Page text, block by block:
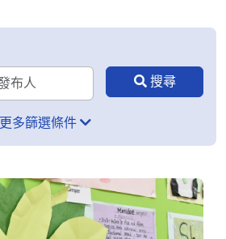
更多篩選條件